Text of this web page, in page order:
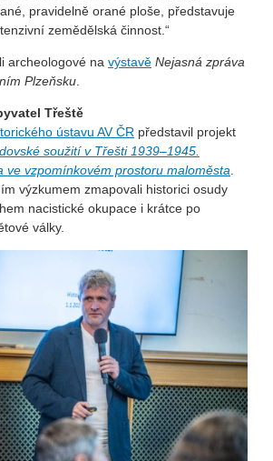
pravidelně orané ploše, představuje
zemědělská činnost.“
archeologové na výstavě Nejasná zpráva
Plzeňsku
Třeště
ústavu AV ČR představil projekt
soužití v Třešti 1939–1945.
ve vzpomínkovém prostoru maloměsta
výzkumem zmapovali historici osudy
nacistické okupace i krátce po
války.